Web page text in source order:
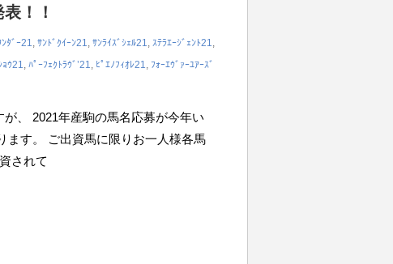
！！
ﾀﾞｰ21, ｻﾝﾄﾞｸｲｰﾝ21, ｻﾝﾗｲｽﾞｼｪﾙ21, ｽﾃﾗｴｰｼﾞｪﾝﾄ21,
ｮｳ21, ﾊﾟｰﾌｪｸﾄﾗｳﾞ’21, ﾋﾟｴﾉﾌｨｵﾚ21, ﾌｫｰｴｳﾞｧｰﾕｱｰｽﾞ
、 2021年産駒の馬名応募が今年い
ます。 ご出資馬に限りお一人様各馬
されて